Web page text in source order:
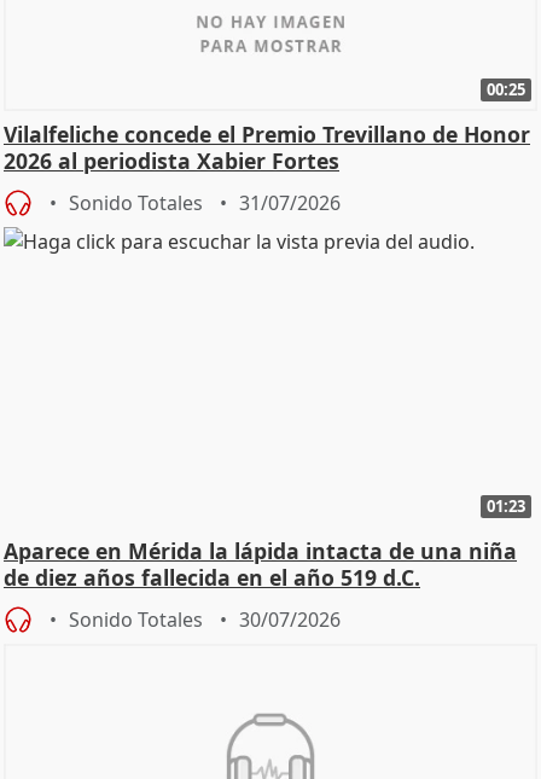
00:25
Vilalfeliche concede el Premio Trevillano de Honor
2026 al periodista Xabier Fortes
Sonido Totales 31/07/2026
01:23
Aparece en Mérida la lápida intacta de una niña
de diez años fallecida en el año 519 d.C.
Sonido Totales 30/07/2026